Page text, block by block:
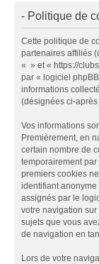
- Politique de
Cette politique de
partenaires affiliés
« » et « https://
par « logiciel
informations
(désignées ci-
Vos informations
Premièrement, en
certain nombre de
temporairement
premiers cookies
identifiant
assignés par le
votre navigation
sujets que vous
de navigation en
Lors de votre